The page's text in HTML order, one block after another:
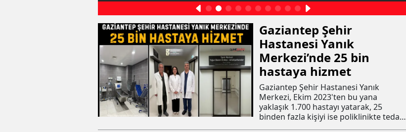
Gaziantep Şehir
Hastanesi Yanık
Merkezi’nde 25 bin
hastaya hizmet
Gaziantep Şehir Hastanesi Yanık
Merkezi, Ekim 2023'ten bu yana
yaklaşık 1.700 hastayı yatarak, 25
binden fazla kişiyi ise poliklinikte tedavi